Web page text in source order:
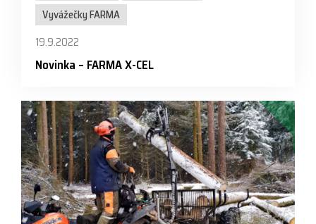
Vyvážečky FARMA
19.9.2022
Novinka – FARMA X-CEL